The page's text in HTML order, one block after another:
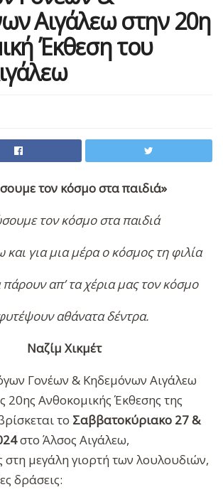
Αιγάλεω στην 20η
Έκθεση του
τον κόσμο στα παιδιά»
τον κόσμο στα παιδιά
και για μια μέρα ο κόσμος τη φιλία
πάρουν απ’ τα χέρια μας τον κόσμο
αθάνατα δέντρα.
Ναζίμ Χικμέτ
Γονέων & Κηδεμόνων Αιγάλεω
20ης Ανθοκομικής Έκθεσης της
το Σαββατοκύριακο 27 &
στο Άλσος Αιγάλεω,
στη μεγάλη γιορτή των λουλουδιών,
δράσεις: